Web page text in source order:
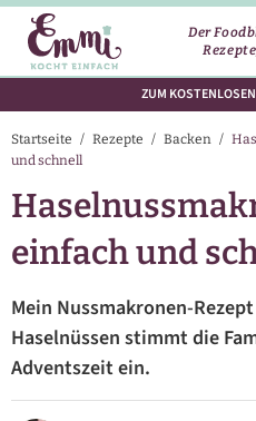
Der
ZUM
Startseite / Rezepte / Backen /
und schnell
einfach und
Mein Nussmakronen-
Haselnüssen stimmt die
Adventszeit ein.